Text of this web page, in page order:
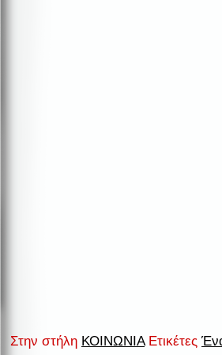
Στην στήλη ΚΟΙΝΩΝΙΑΕτικέτες